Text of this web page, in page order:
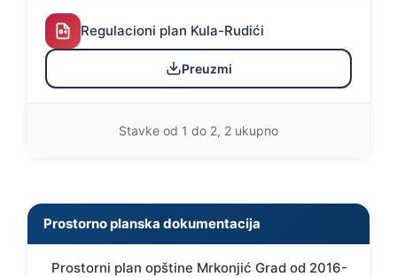
Regulacioni plan Kula-Rudići
Preuzmi
Stavke od 1 do 2, 2 ukupno
Prostorno planska dokumentacija
Prostorni plan opštine Mrkonjić Grad od 2016-